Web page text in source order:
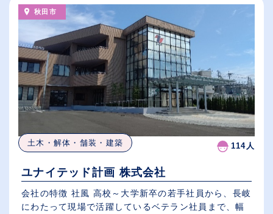
秋田市
土木・解体・舗装・建築 114人
ユナイテッド計画 株式会社
会社の特徴 社風 高校～大学新卒の若手社員から、長岐
にわたって現場で活躍しているベテラン社員まで、幅